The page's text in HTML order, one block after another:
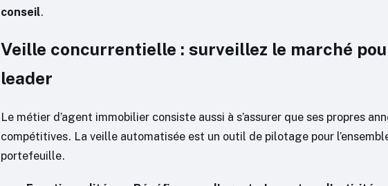
conseil.
Veille concurrentielle : surveillez le marché
leader
Le métier d’agent immobilier consiste aussi à s’assurer que ses propres
compétitives. La veille automatisée est un outil de pilotage pour
portefeuille.